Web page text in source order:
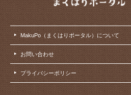
MakuPo（まくはりポータル）について
お問い合わせ
プライバシーポリシー